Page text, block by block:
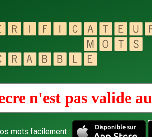
n'est pas valide au
mots facilement :